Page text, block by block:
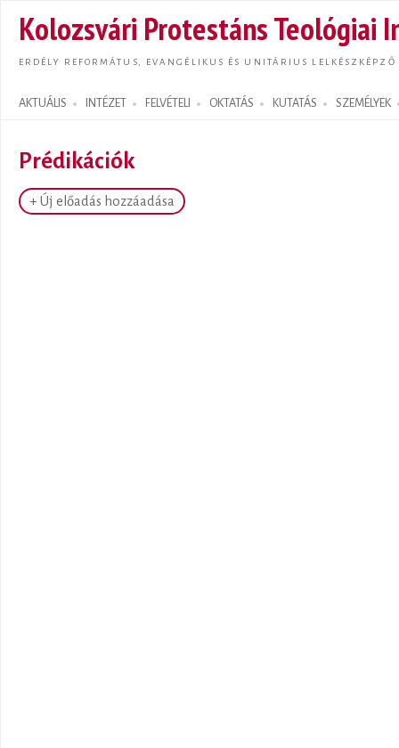
Kolozsvári Protestáns Teológiai
ERDÉLY REFORMÁTUS, EVANGÉLIKUS ÉS UNITÁRIUS LELKÉSZKÉPZŐ
AKTUÁLIS INTÉZET FELVÉTELI OKTATÁS KUTATÁS SZEMÉLYEK
Search form
Prédikációk
+ Új előadás hozzáadása